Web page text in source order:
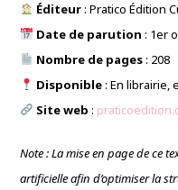
Éditeur: Pratico Édition
Date de parution : 1er
Nombre de pages: 208
Disponible: En librairie,
Site web :
Note : La mise en page de ce
artificielle afin d’optimiser la